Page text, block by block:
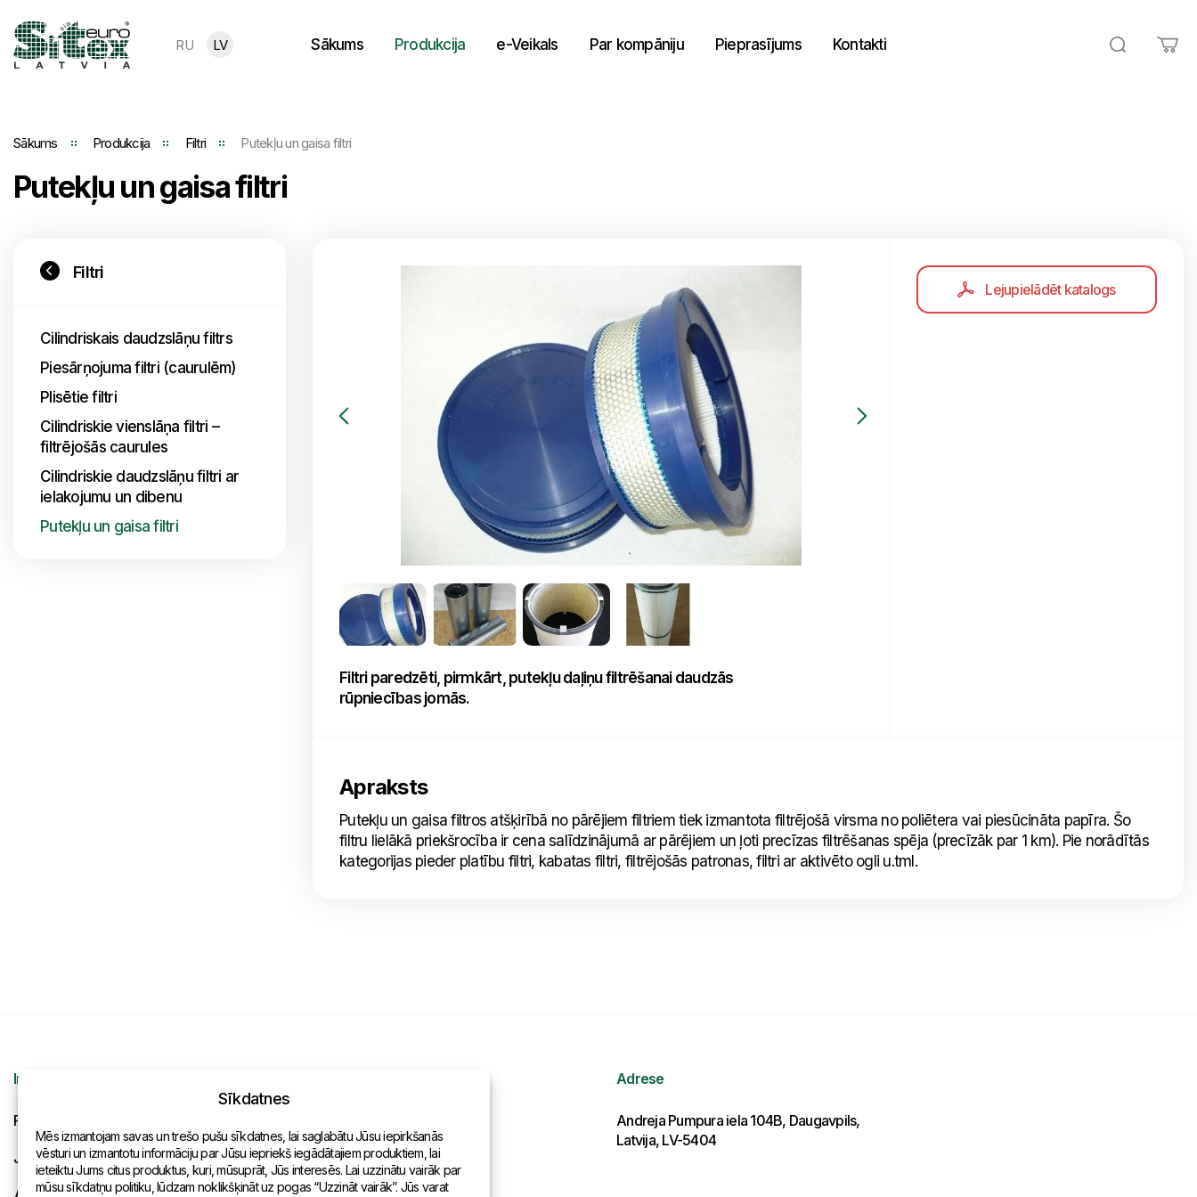
RU LV Sākums Produkcija e-Veikals Par kompāniju Pieprasījums Kontakti
Sākums Produkcija Filtri Putekļu un gaisa filtri
Putekļu un gaisa filtri
Filtri
Cilindriskais daudzslāņu filtrs
Piesārņojuma filtri (caurulēm)
Plisētie filtri
Cilindriskie vienslāņa filtri –
filtrējošās caurules
Cilindriskie daudzslāņu filtri ar
ielakojumu un dibenu
Putekļu un gaisa filtri
Filtri paredzēti, pirmkārt, putekļu daļiņu filtrēšanai daudzās
rūpniecības jomās.
Lejupielādēt katalogs
Apraksts
Putekļu un gaisa filtros atšķirībā no pārējiem filtriem tiek izmantota filtrējošā virsma no poliētera vai piesūcināta papīra. Šo
filtru lielākā priekšrocība ir cena salīdzinājumā ar pārējiem un ļoti precīzas filtrēšanas spēja (precīzāk par 1 km). Pie norādītās
kategorijas pieder platību filtri, kabatas filtri, filtrējošās patronas, filtri ar aktivēto ogli u.tml.
Informācija
Pieprasījums
Jaunumi Pārstāvniecības pasaulē
Adrese
Andreja Pumpura iela 104B, Daugavpils,
Latvija, LV-5404
Sīkdatnes
Mēs izmantojam savas un trešo pušu sīkdatnes, lai saglabātu Jūsu iepirkšanās
vēsturi un izmantotu informāciju par Jūsu iepriekš iegādātajiem produktiem, lai
ieteiktu Jums citus produktus, kuri, mūsuprāt, Jūs interesēs. Lai uzzinātu vairāk par
mūsu sīkdatņu politiku, lūdzam noklikšķināt uz pogas “Uzzināt vairāk”. Jūs varat